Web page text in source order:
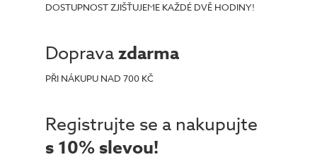
DOSTUPNOST ZJIŠŤUJEME KAŽDÉ DVĚ HODINY!
Dopravazdarma
PŘI NÁKUPU NAD 700 KČ
Registrujte se a nakupujte
s 10% slevou!